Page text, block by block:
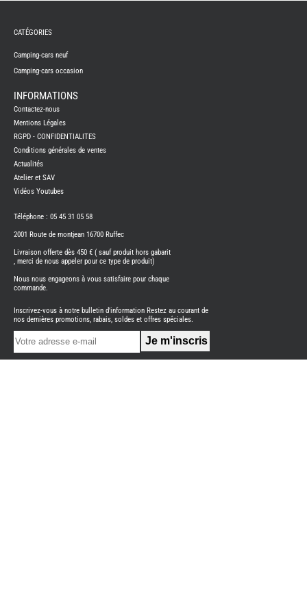
CAMPING-
NEUFS
CAMPING-
CAMPING-
BENIMAR
CAMPING-
CARADO
CAMPING-
ITINEO
CAMPING-
OCCASION
CARADO
NEUFS
FOURGON
BENIMAR
FOURGON
CATÉGORIES
Camping-cars neuf
Camping-cars occasion
INFORMATIONS
Contactez-nous
Mentions Légales
RGPD - CONFIDENTIALITES
Conditions générales de ventes
Actualités
Atelier et SAV
Vidéos Youtubes
Téléphone : 05 45 31 05 58
2001 Route de montjean 16700 Ruffec
Livraison offerte dès 450 € ( sauf produit hors gabarit
, merci de nous appeler pour ce type de produit)
Nous nous engageons à vous satisfaire pour chaque
commande.
Inscrivez-vous à notre bulletin d'information Restez au courant de
nos dernières promotions, rabais, soldes et offres spéciales.